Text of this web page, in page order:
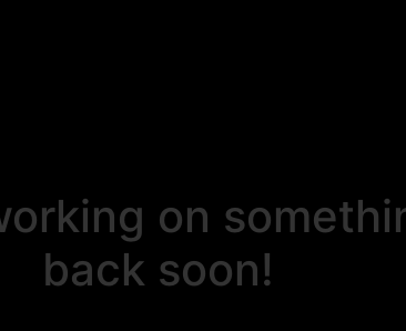
on
back soon!